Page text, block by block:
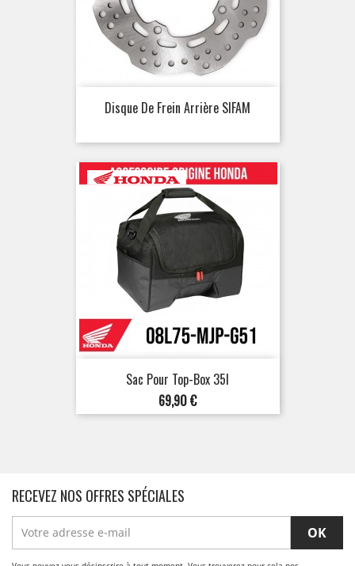
Disque De Frein Arrière SIFAM
Sac Pour Top-Box 35l
Prix
69,90 €
RECEVEZ NOS OFFRES SPÉCIALES